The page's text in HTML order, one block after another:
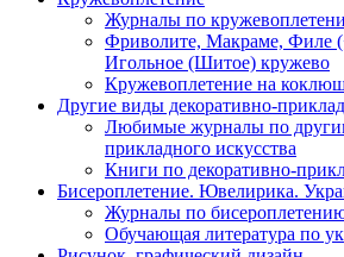
Журналы по
Фриволите, Макраме, Филе
Игольное (Шитое) кружево
Кружевоплетение на
Другие виды декоративно-
Любимые журналы по
прикладного искусства
Книги по декоративно-
Бисероплетение. Ювелирика.
Журналы по
Обучающая литература по